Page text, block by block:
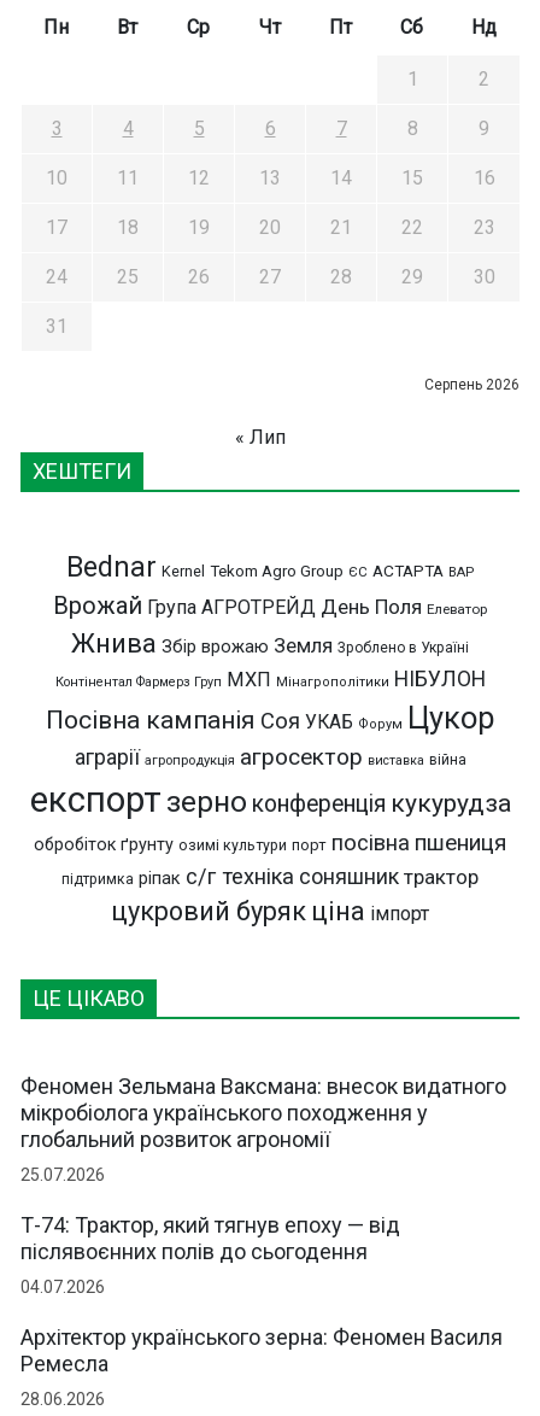
ЦЕ ЦІКАВО
Феномен Зельмана Ваксмана: внесок видатного
мікробіолога українського походження у
глобальний розвиток агрономії
25.07.2026
Т-74: Трактор, який тягнув епоху — від
післявоєнних полів до сьогодення
04.07.2026
Архітектор українського зерна: Феномен Василя
Ремесла
28.06.2026
Серпень 2026
Пн Вт Ср Чт Пт Сб Нд
1 2
3 4 5 6 7 8 9
10 11 12 13 14 15 16
17 18 19 20 21 22 23
24 25 26 27 28 29 30
31
« Лип
ХЕШТЕГИ
Bednar Kernel Tekom Agro Group ЄС АСТАРТА ВАР
Врожай Група АГРОТРЕЙД День Поля Елеватор
Жнива Збір врожаю Земля Зроблено в Україні
Контінентал Фармерз Груп МХП Мінагрополітики НІБУЛОН
Посівна кампанія Соя УКАБ Форум Цукор
аграрії агропродукція агросектор виставка війна
експорт зерно конференція кукурудза
обробіток ґрунту озимі культури порт посівна пшениця
підтримка ріпак с/г техніка соняшник трактор
цукровий буряк ціна імпорт